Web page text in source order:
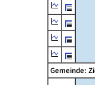
Gemeinde: